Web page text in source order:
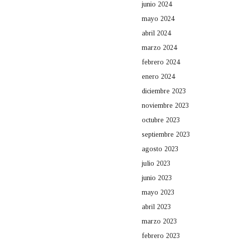
junio 2024
mayo 2024
abril 2024
marzo 2024
febrero 2024
enero 2024
diciembre 2023
noviembre 2023
octubre 2023
septiembre 2023
agosto 2023
julio 2023
junio 2023
mayo 2023
abril 2023
marzo 2023
febrero 2023